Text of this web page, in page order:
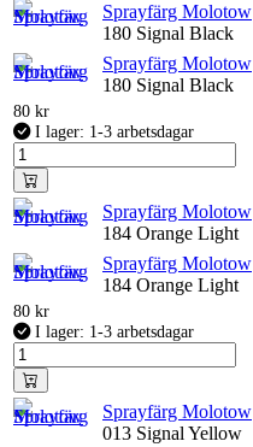
Sprayfärg Molotow
180 Signal Black
Sprayfärg Molotow
180 Signal Black
80 kr
I lager: 1-3 arbetsdagar
Sprayfärg Molotow
184 Orange Light
Sprayfärg Molotow
184 Orange Light
80 kr
I lager: 1-3 arbetsdagar
Sprayfärg Molotow
013 Signal Yellow